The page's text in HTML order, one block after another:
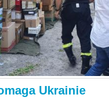
Ukrainie